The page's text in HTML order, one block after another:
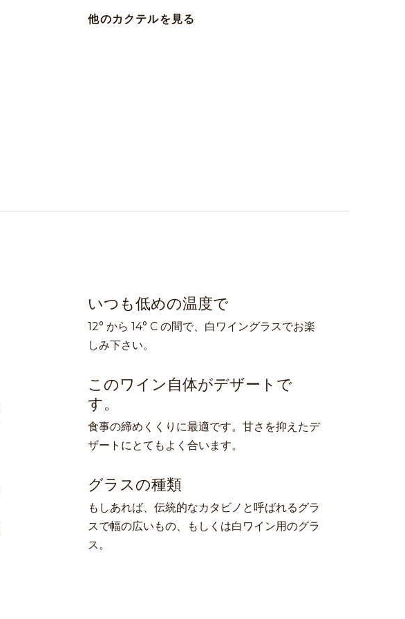
他のカクテルを見る
いつも低めの温度で
12° から 14° C の間で、白ワイングラスでお楽
しみ下さい。
このワイン自体がデザートで
す。
食事の締めくくりに最適です。甘さを抑えたデ
ザートにとてもよく合います。
グラスの種類
もしあれば、伝統的なカタビノと呼ばれるグラ
スで幅の広いもの、もしくは白ワイン用のグラ
ス。